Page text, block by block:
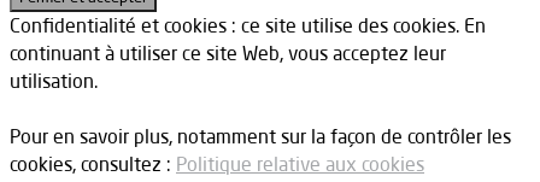
Confidentialité et cookies : ce site utilise des cookies. En
continuant à utiliser ce site Web, vous acceptez leur
utilisation.
Pour en savoir plus, notamment sur la façon de contrôler les
cookies, consultez : Politique relative aux cookies